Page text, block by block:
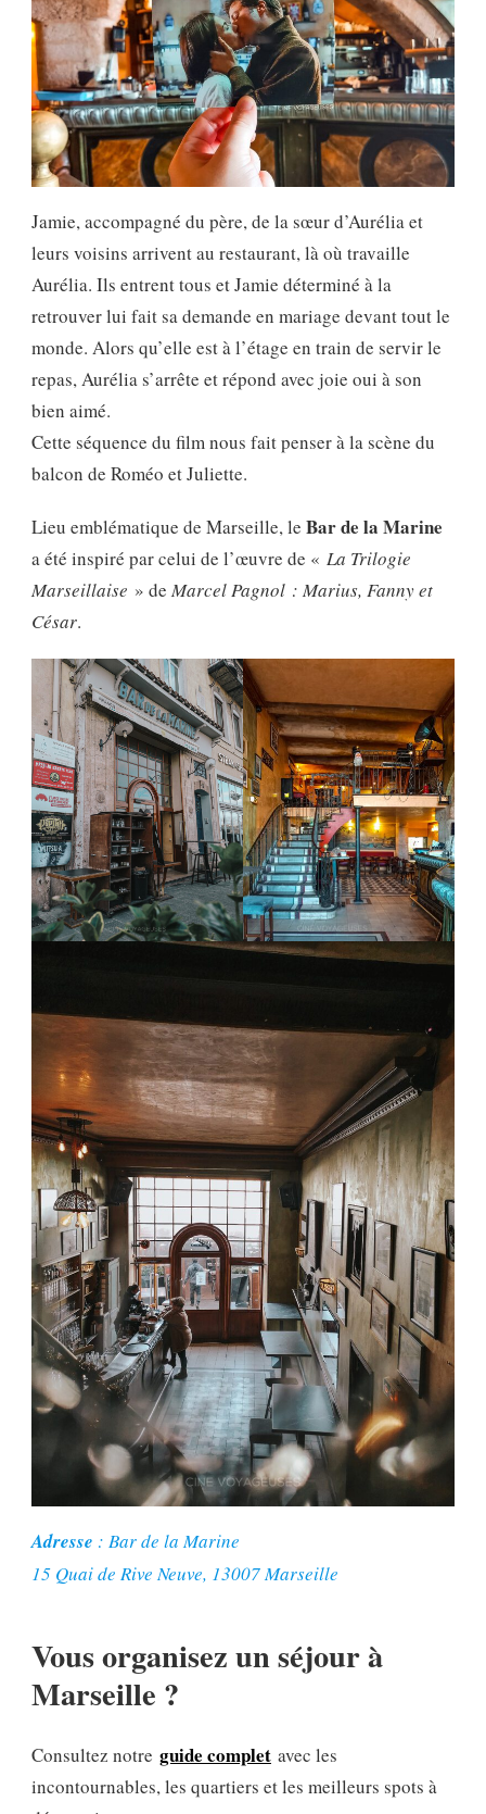
Jamie, accompagné du père, de la sœur d’Aurélia et
leurs voisins arrivent au restaurant, là où travaille
Aurélia. Ils entrent tous et Jamie déterminé à la
retrouver lui fait sa demande en mariage devant tout le
monde. Alors qu’elle est à l’étage en train de servir le
repas, Aurélia s’arrête et répond avec joie oui à son
bien aimé.
Cette séquence du film nous fait penser à la scène du
balcon de Roméo et Juliette.
Lieu emblématique de Marseille, le Bar de la Marine
a été inspiré par celui de l’œuvre de « La Trilogie
Marseillaise » de Marcel Pagnol : Marius, Fanny et
César.
Adresse : Bar de la Marine
15 Quai de Rive Neuve, 13007 Marseille
Vous organisez un séjour à
Marseille ?
Consultez notre guide complet avec les
incontournables, les quartiers et les meilleurs spots à